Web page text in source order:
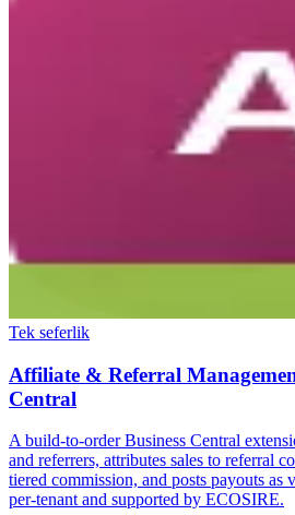
Tek seferlik
Affiliate & Referral
Central
A build-to-order Business Central
and referrers, attributes sales to referral
tiered commission, and posts payouts
per-tenant and supported by ECOSIRE.